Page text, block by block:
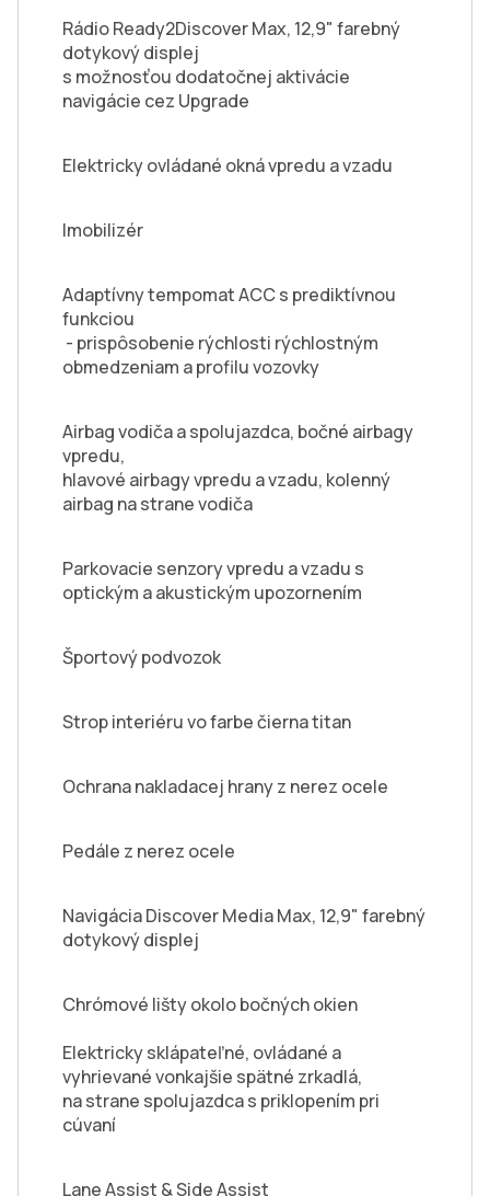
Rádio Ready2Discover Max, 12,9" farebný
dotykový displej
s možnosťou dodatočnej aktivácie
navigácie cez Upgrade
Elektricky ovládané okná vpredu a vzadu
Imobilizér
Adaptívny tempomat ACC s prediktívnou
funkciou
- prispôsobenie rýchlosti rýchlostným
obmedzeniam a profilu vozovky
Airbag vodiča a spolujazdca, bočné airbagy
vpredu,
hlavové airbagy vpredu a vzadu, kolenný
airbag na strane vodiča
Parkovacie senzory vpredu a vzadu s
optickým a akustickým upozornením
Športový podvozok
Strop interiéru vo farbe čierna titan
Ochrana nakladacej hrany z nerez ocele
Pedále z nerez ocele
Navigácia Discover Media Max, 12,9" farebný
dotykový displej
Chrómové lišty okolo bočných okien
Elektricky sklápateľné, ovládané a
vyhrievané vonkajšie spätné zrkadlá,
na strane spolujazdca s priklopením pri
cúvaní
Lane Assist & Side Assist